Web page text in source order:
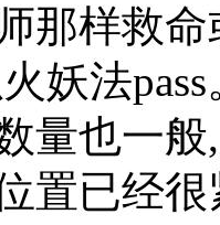
那样救
妖法
量也一
置已经